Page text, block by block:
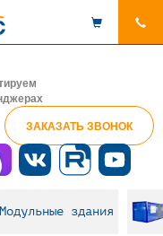
ЗАКАЗАТЬ ЗВОНОК
Модульные здания